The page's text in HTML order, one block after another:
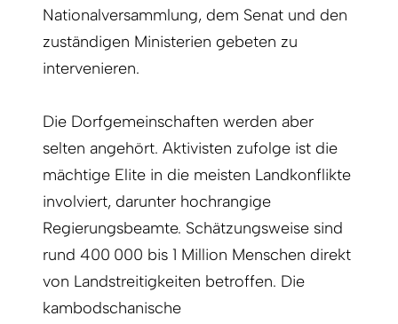
Nationalversammlung, dem Senat und den
zuständigen Ministerien gebeten zu
intervenieren.
Die Dorfgemeinschaften werden aber
selten angehört. Aktivisten zufolge ist die
mächtige Elite in die meisten Landkonflikte
involviert, darunter hochrangige
Regierungsbeamte. Schätzungsweise sind
rund 400 000 bis 1 Million Menschen direkt
von Landstreitigkeiten betroffen. Die
kambodschanische